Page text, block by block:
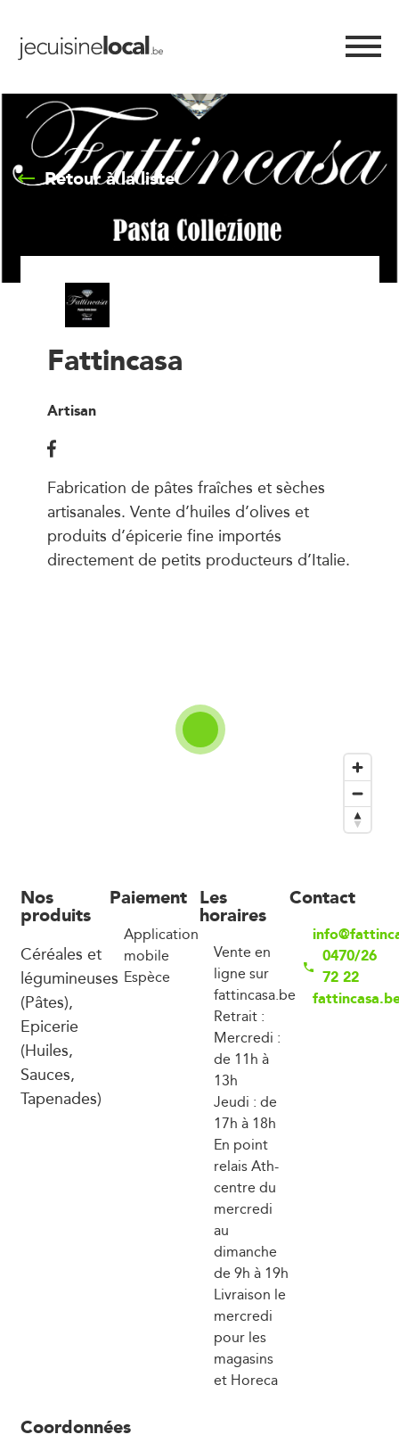
Retour à la liste
Fattincasa
Artisan
Fabrication de pâtes fraîches et sèches
artisanales. Vente d’huiles d’olives et
produits d’épicerie fine importés
directement de petits producteurs d’Italie.
Nos
produits
Céréales et
légumineuses
(Pâtes),
Epicerie
(Huiles,
Sauces,
Tapenades)
Paiement
Application
mobile
Espèce
Les
horaires
Vente en
ligne sur
fattincasa.be
Retrait :
Mercredi :
de 11h à
13h
Jeudi : de
17h à 18h
En point
relais Ath-
centre du
mercredi
au
dimanche
de 9h à 19h
Livraison le
mercredi
pour les
magasins
et Horeca
Contact
0470/26
72 22
Coordonnées